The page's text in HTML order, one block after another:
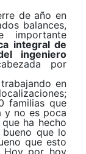
de año en
balances,
importante
integral de
ingeniero
por
en
familias que
y no es poca
ha hecho
que lo
que esto
Hoy por hoy